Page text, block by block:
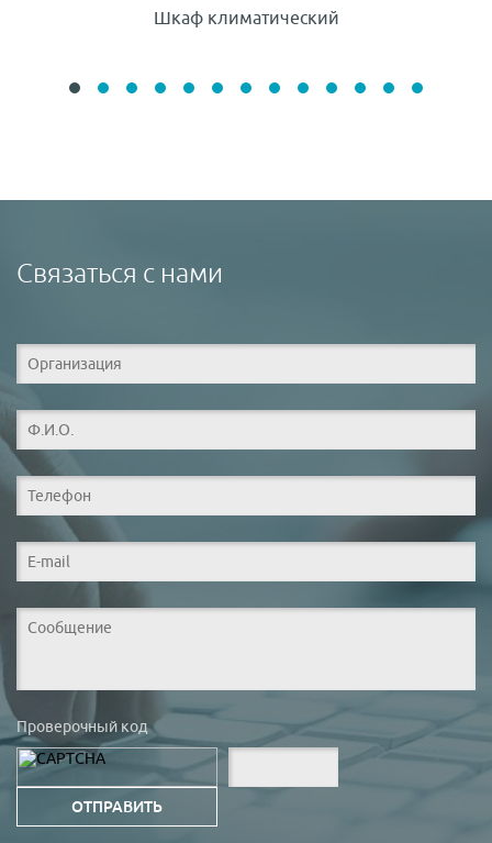
Шкаф климатический
Связаться с нами
Проверочный код